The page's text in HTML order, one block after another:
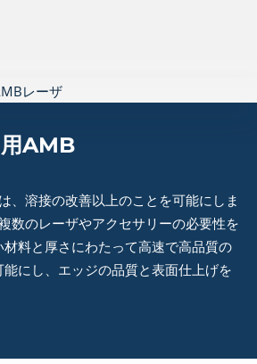
AMB
、溶接の改善以上のことを可能にしま
数のレーザやアクセサリーの必要性を
料と厚さにわたって高速で高品質の
にし、エッジの品質と表面仕上げを